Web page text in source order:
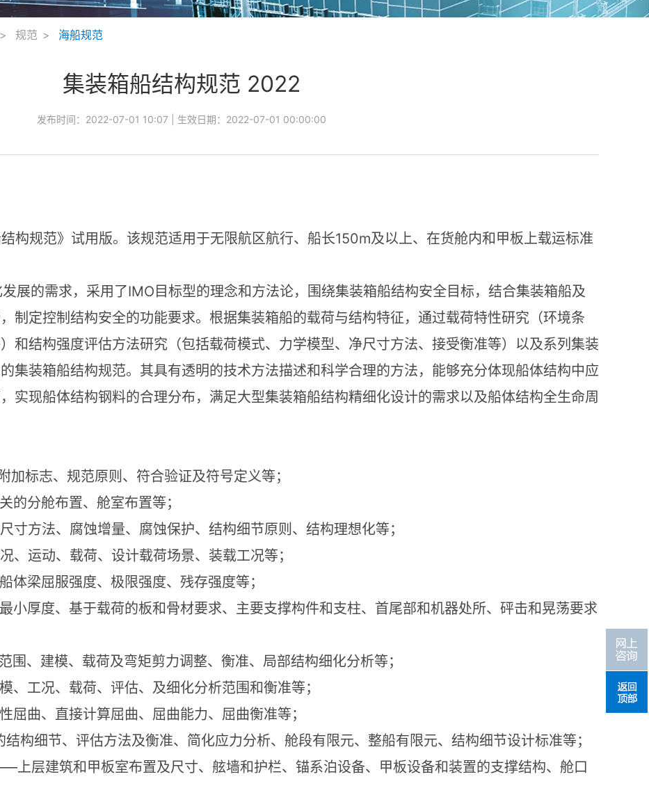
规范 海船规范
集装箱船结构规范 2022
发布时间： 2022-07-01 10:07 | 生效日期： 2022-07-01 00:00:00
构规范》试用版。该规范适用于无限航区航行、船长150m及以上、在货舱内和甲板上载运标准
展的需求，采用了IMO 目标型的理念和方法论，围绕集装箱船结构安全目标，结合集装箱船及
制定控制结构安全的功能要求。根据集装箱船的载荷与结构特征，通过载荷特性研究（环境条
和结构强度评估方法研究（包括载荷模式、力学模型、净尺寸方法、接受衡准等）以及系列集装
集装箱船结构规范。其具有透明的技术方法描述和科学合理的方法，能够充分体现船体结构中应
实现船体结构钢料的合理分布，满足大型集装箱船结构精细化设计的需求以及船体结构全生命周
加标志、规范原则、符合验证及符号定义等；
的分舱布置、舱室布置等；
寸方法、腐蚀增量、腐蚀保护、结构细节原则、结构理想化等；
、运动、载荷、设计载荷场景、装载工况等；
体梁屈服强度、极限强度、残存强度等；
最小厚度、基于载荷的板和骨材要求、主要支撑构件和支柱、首尾部和机器处所、砰击和晃荡要求
围、建模、载荷及弯矩剪力调整、衡准、局部结构细化分析等；
、工况、载荷、评估、及细化分析范围和衡准等；
屈曲、直接计算屈曲、屈曲能力、屈曲衡准等；
构细节、评估方法及衡准、简化应力分析、舱段有限元、整船有限元、结构细节设计标准等；
上层建筑和甲板室布置及尺寸、舷墙和护栏、锚系泊设备、甲板设备和装置的支撑结构、舱口